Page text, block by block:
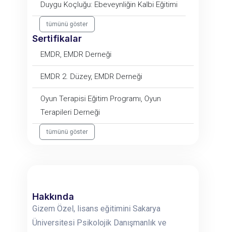
Duygu Koçluğu: Ebeveynliğin Kalbi Eğitimi
tümünü göster
Sertifikalar
EMDR, EMDR Derneği
EMDR 2. Düzey, EMDR Derneği
Oyun Terapisi Eğitim Programı, Oyun
Terapileri Derneği
tümünü göster
Hakkında
Gizem Özel, lisans eğitimini Sakarya
Üniversitesi Psikolojik Danışmanlık ve